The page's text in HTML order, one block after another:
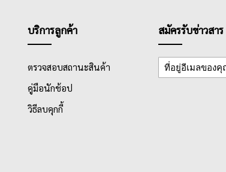
บริการลูกค้า
ตรวจสอบสถานะสินค้า
คู่มือนักช้อป
วิธีลบคุกกี้
สมัครรับข่าวสาร